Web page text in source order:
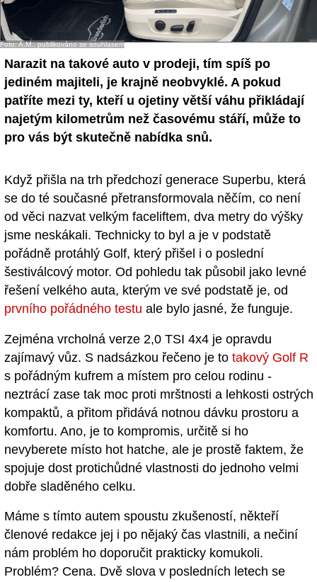
Diskuzní fórum
Sledujte nás!
Foto: A.M., publikováno se souhlasem
Narazit na takové auto v prodeji, tím spíš po
jediném majiteli, je krajně neobvyklé. A pokud
patříte mezi ty, kteří u ojetiny větší váhu přikládají
najetým kilometrům než časovému stáří, může to
pro vás být skutečně nabídka snů.
Když přišla na trh předchozí generace Superbu, která
se do té současné přetransformovala něčím, co není
od věci nazvat velkým faceliftem, dva metry do výšky
jsme neskákali. Technicky to byl a je v podstatě
pořádně protáhlý Golf, který přišel i o poslední
šestiválcový motor. Od pohledu tak působil jako levné
řešení velkého auta, kterým ve své podstatě je, od
prvního pořádného testu ale bylo jasné, že funguje.
Zejména vrcholná verze 2,0 TSI 4x4 je opravdu
zajímavý vůz. S nadsázkou řečeno je to takový Golf R
s pořádným kufrem a místem pro celou rodinu -
neztrácí zase tak moc proti mrštnosti a lehkosti ostrých
kompaktů, a přitom přidává notnou dávku prostoru a
komfortu. Ano, je to kompromis, určitě si ho
nevyberete místo hot hatche, ale je prostě faktem, že
spojuje dost protichůdné vlastnosti do jednoho velmi
dobře sladěného celku.
Máme s tímto autem spoustu zkušeností, někteří
členové redakce jej i po nějaký čas vlastnili, a nečiní
nám problém ho doporučit prakticky komukoli.
Problém? Cena. Dvě slova v posledních letech se